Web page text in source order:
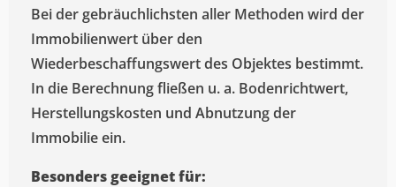
Bei der gebräuchlichsten aller Methoden wird der
Immobilienwert über den
Wiederbeschaffungswert des Objektes bestimmt.
In die Berechnung fließen u. a. Bodenrichtwert,
Herstellungskosten und Abnutzung der
Immobilie ein.
Besonders geeignet für: